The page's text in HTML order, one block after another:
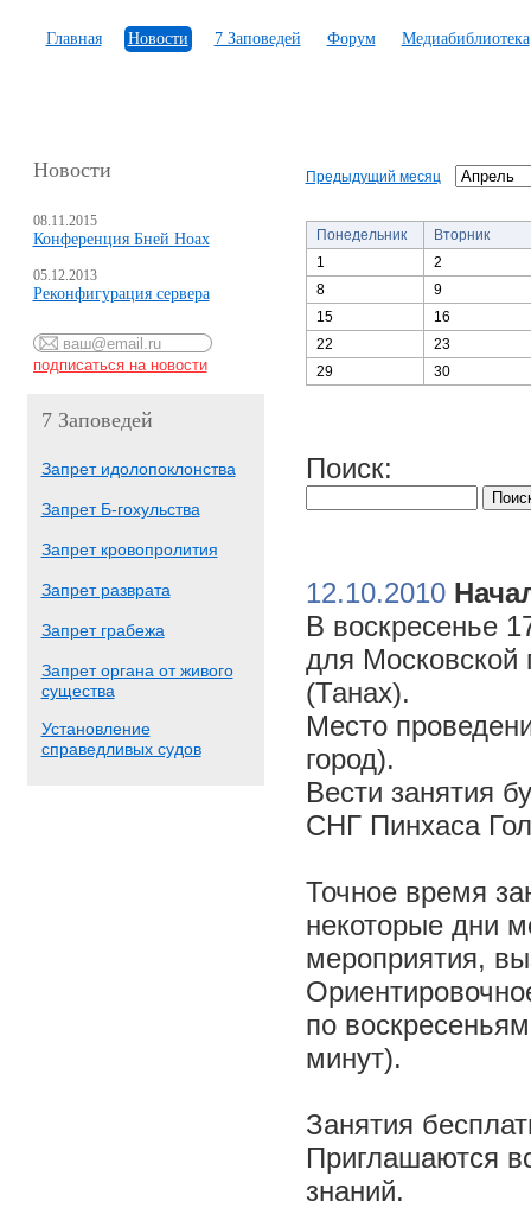
Главная Новости 7 Заповедей Форум Медиабиблиотека
Новости
08.11.2015
Конференция Бней Ноах
05.12.2013
Реконфигурация сервера
7 Заповедей
Запрет идолопоклонства
Запрет Б-гохульства
Запрет кровопролития
Запрет разврата
Запрет грабежа
Запрет органа от живого
существа
Установление
справедливых судов
Предыдущий месяц
Понедельник
Вторник
1
2
8
9
15
16
22
23
29
30
Поиск:
12.10.2010
В воскресенье
для Московской
(Танах).
Место
город).
Вести занятия
СНГ Пинхаса
Точное время
некоторые дни
мероприятия,
по
минут).
Занятия
Приглашаются
знаний.